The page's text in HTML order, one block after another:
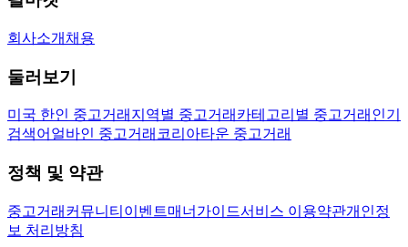
회사소개 채용
둘러보기
미국 한인 중고거래 지역별 중고거래 카테고리별 중고거래 인기
검색어 얼바인 중고거래 코리아타운 중고거래
정책 및 약관
중고거래 커뮤니티 이벤트매너가이드서비스 이용약관개인정
보 처리방침